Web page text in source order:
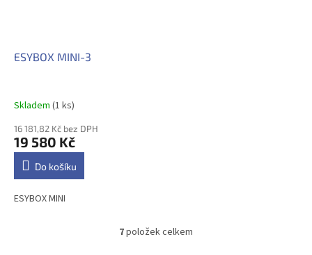
ESYBOX MINI-3
Skladem (1 ks)
16 181,82 Kč bez DPH
19 580 Kč
Do košíku
ESYBOX MINI
O
7položek celkem